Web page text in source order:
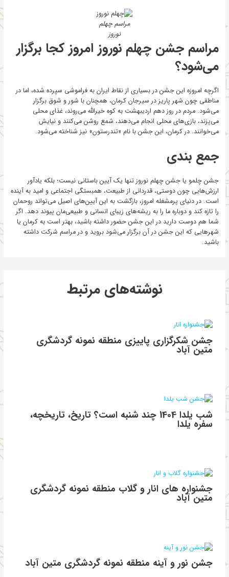
مراسم چهلم
نوروز
مراسم جشن چهلم نوروز امروز کجا برگزار
می‌شود؟
اگرچه امروزه این جشن در بسیاری از نقاط ایران به فراموشی سپرده شده، اما در
مناطقی چون شهر پاریز در سیرجان کرمان، همچنان با شور و شوق برگزار
می‌شود. مردم در روز دهم اردیبهشت به کوه خیرالله می‌روند، غذای محلی
می‌پزند، بازی‌های محلی انجام می‌دهند، شمع روشن می‌کنند و نیایش
می‌خوانند. در کرمان، این جشن با نام «تندرستون» نیز شناخته می‌شود.
جمع بندی
جشن چلمو یا جشن چهلم نوروز تنها یک آیین باستانی نیست؛ بلکه یادآور
ارزش‌هایی چون دوستی، قدردانی از طبیعت، همبستگی اجتماعی و امید به آینده
است. در دنیای پرمشغله امروز، بازگشت به این آیین‌های اصیل می‌تواند روحمان
را تازه کند و دوباره ما را به ریشه‌های زیبای انسانی و طبیعی‌مان پیوند دهد. اگر
شما هم دوست دارید در این جشن حضور داشته باشید، بهتر است به کرمان یا
شهرهایی که این جشن در آن برگزار می‌شود بروید و در مراسم شرکت داشته
باشید.
نوشته‌های مرتبط
جشن شکرگزاری پاییزی منطقه نمونه گردشگری
متین آباد
شب یلدا 1404 چند شنبه است؟ تاریخ، تاریخچه،
سفره یلدا
جشنواره های انار و گلاب منطقه نمونه گردشگری
متین آباد
جشن نور و آینه منطقه نمونه گردشگری متین آباد